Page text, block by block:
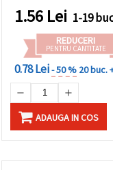
1.56 Lei 1-19
REDUCERI
PENTRU CANTITATE
0.78 Lei- 50 % 20 buc.
ADAUGA IN COS